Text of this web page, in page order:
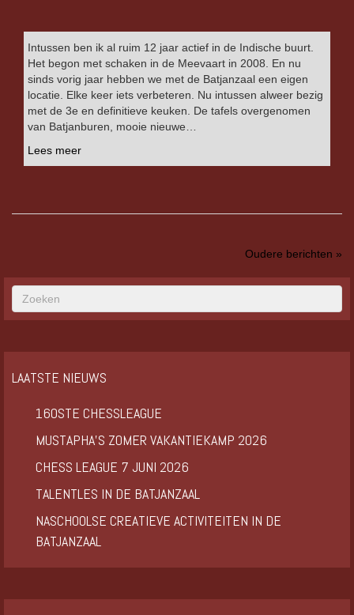
Intussen ben ik al ruim 12 jaar actief in de Indische buurt.
Het begon met schaken in de Meevaart in 2008. En nu
sinds vorig jaar hebben we met de Batjanzaal een eigen
locatie. Elke keer iets verbeteren. Nu intussen alweer bezig
met de 3e en definitieve keuken. De tafels overgenomen
van Batjanburen, mooie nieuwe…
Lees meer
Oudere berichten »
LAATSTE NIEUWS
160STE CHESSLEAGUE
MUSTAPHA’S ZOMER VAKANTIEKAMP 2026
CHESS LEAGUE 7 JUNI 2026
TALENTLES IN DE BATJANZAAL
NASCHOOLSE CREATIEVE ACTIVITEITEN IN DE
BATJANZAAL